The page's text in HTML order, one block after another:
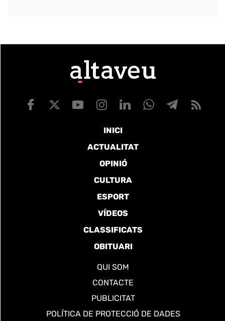
INICI
ACTUALITAT
OPINIÓ
CULTURA
ESPORT
VÍDEOS
CLASSIFICATS
OBITUARI
QUI SOM
CONTACTE
PUBLICITAT
POLÍTICA DE PROTECCIÓ DE DADES